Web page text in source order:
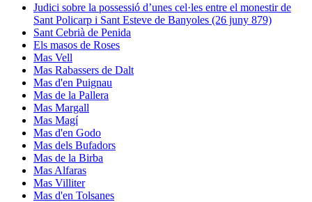
Judici sobre la possessió d’unes cel·les entre el monestir de
Sant Policarp i Sant Esteve de Banyoles (26 juny 879)
Sant Cebrià de Penida
Els masos de Roses
Mas Vell
Mas Rabassers de Dalt
Mas d'en Puignau
Mas de la Pallera
Mas Margall
Mas Magí
Mas d'en Godo
Mas dels Bufadors
Mas de la Birba
Mas Alfaras
Mas Villiter
Mas d'en Tolsanes